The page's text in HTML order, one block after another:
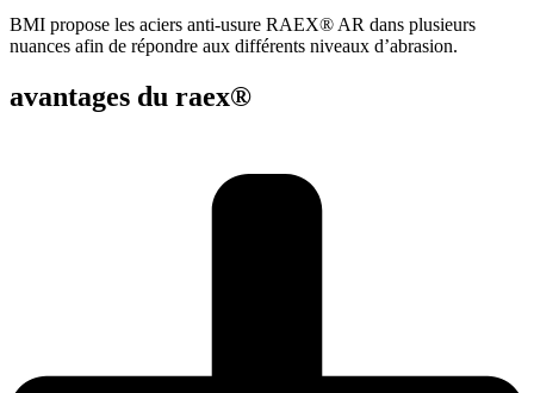
BMI propose les aciers anti-usure RAEX® AR dans plusieurs
nuances afin de répondre aux différents niveaux d’abrasion.
avantages du raex®